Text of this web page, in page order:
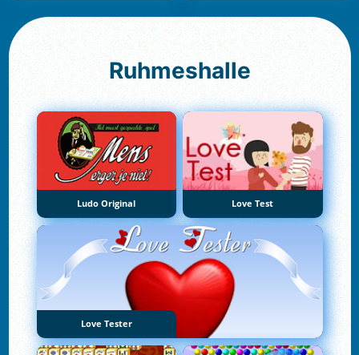
Ruhmeshalle
Ludo Original Love Test
Love Tester